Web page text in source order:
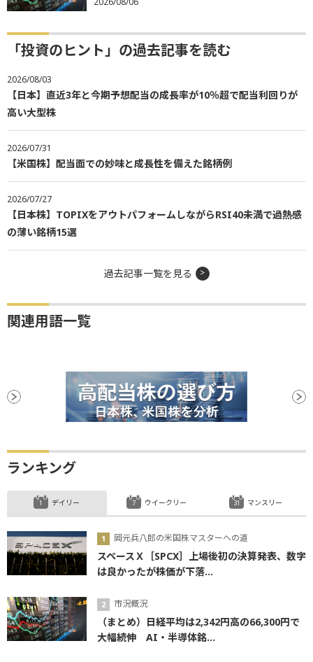
「投資のヒント」の過去記事を読む
2026/08/03
【日本】直近3年と今期予想配当の成長率が10％超で配当利回りが
高い大型株
2026/07/31
【米国株】配当面での妙味と成長性を備えた銘柄例
2026/07/27
【日本株】TOPIXをアウトパフォームしながらRSI40未満で過熱感
の薄い銘柄15選
過去記事一覧を見る
関連用語一覧
ランキング
デイリー
岡元兵八郎の米国株マスターへの道
スペースＸ［SPCX］上場後初の決算発表、数字
は良かったが株価が下落...
市況概況
（まとめ）日経平均は2,342円高の66,300円で
大幅続伸 AI・半導体銘...
ウイークリー マンスリー